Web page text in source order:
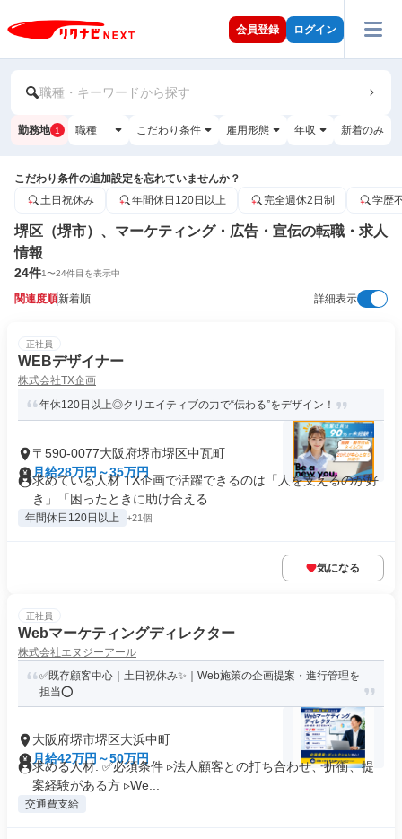
会員登録 ログイン
職種・キーワードから探す
勤務地 1 職種 こだわり条件 雇用形態 年収 新着のみ
こだわり条件の追加設定を忘れていませんか？
土日祝休み
年間休日120日以上 完全週休2日制 学歴
堺区（堺市）、マーケティング・広告・宣伝の転職・求人
情報
24件1〜24件目を表示中
関連度順新着順 詳細表示
正社員
WEBデザイナー
株式会社TX企画
年休120日以上◎クリエイティブの力で“伝わる”をデザイン！
〒590-0077大阪府堺市堺区中瓦町
月給28万円～35万円
求めている人材 TX企画で活躍できるのは「人を支えるのが好
き」「困ったときに助け合える...
年間休日120日以上 +21個
気になる
正社員
Webマーケティングディレクター
株式会社エヌジーアール
✅既存顧客中心｜土日祝休み✨｜Web施策の企画提案・進行管理を
担当⭕
大阪府堺市堺区大浜中町
月給42万円～50万円
求める人材: ✅必須条件 ▹法人顧客との打ち合わせ、折衝、提
案経験がある方 ▹We...
交通費支給